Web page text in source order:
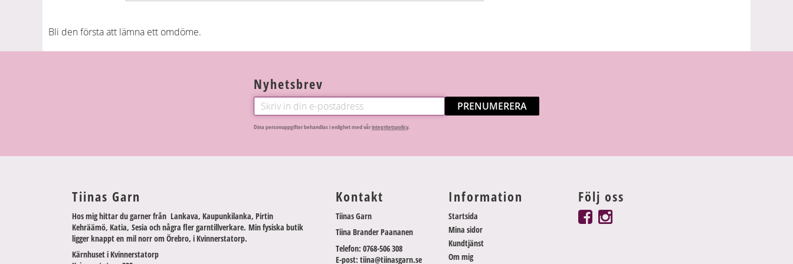
Bli den första att lämna ett omdöme.
Nyhetsbrev
PRENUMERERA
Dina personuppgifter behandlas i enlighet med vårintegritetspolicy.
Tiinas Garn
Hos mig hittar du garner från Lankava, Kaupunkilanka, Pirtin
Kehräämö, Katia, Sesia och några fler garntillverkare. Min fysiska butik
ligger knappt en mil norr om Örebro, i Kvinnerstatorp.
Kärnhuset i Kvinnerstatorp
Kontakt
Tiinas Garn
Tiina Brander Paananen
Telefon: 0768-506 308
E-post: tiina@tiinasgarn.se
Information
Startsida
Mina sidor
Kundtjänst
Om mig
Följ oss